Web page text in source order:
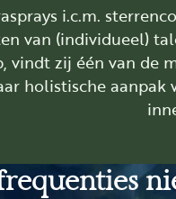
i.c.m.
van (individueel)
vindt zij één van de
holistische